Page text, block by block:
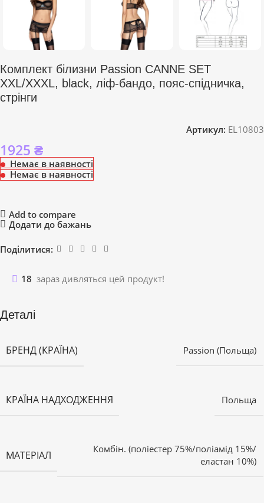
Комплект білизни Passion CANNE SET
XXL/XXXL, black, ліф-бандо, пояс-спідничка,
стрінги
Артикул: EL10803
1925 ₴
Немає в наявності
Немає в наявності
Add to compare
Додати до бажань
Поділитися:
18 зараз дивляться цей продукт!
Деталі
БРЕНД (КРАЇНА) Passion (Польща)
КРАЇНА НАДХОДЖЕННЯ Польща
МАТЕРІАЛ
Комбін. (поліестер 75%/поліамід 15%/
еластан 10%)